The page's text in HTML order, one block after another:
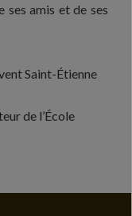
ses amis et de ses
Saint-Étienne
de l’École